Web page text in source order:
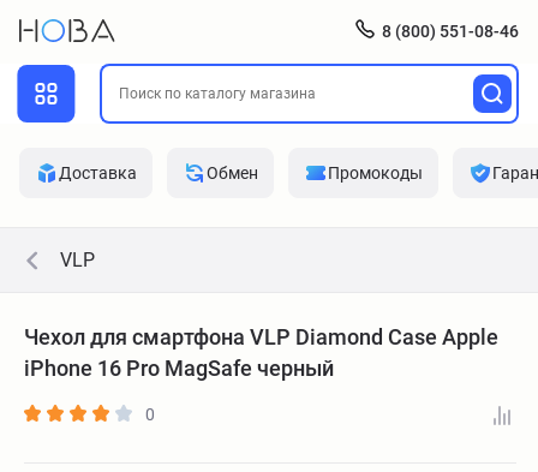
8 (800) 551-08-46
Доставка Обмен Промокоды
VLP
Чехол для смартфона VLP Diamond Case Apple
iPhone 16 Pro MagSafe черный
0